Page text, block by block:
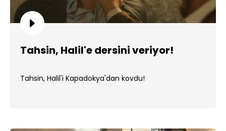
Tahsin, Halil'e dersini veriyor!
Tahsin, Halil'i Kapadokya'dan kovdu!